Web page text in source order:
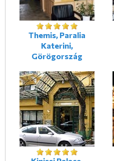
Themis, Paralia
Katerini,
Görögország